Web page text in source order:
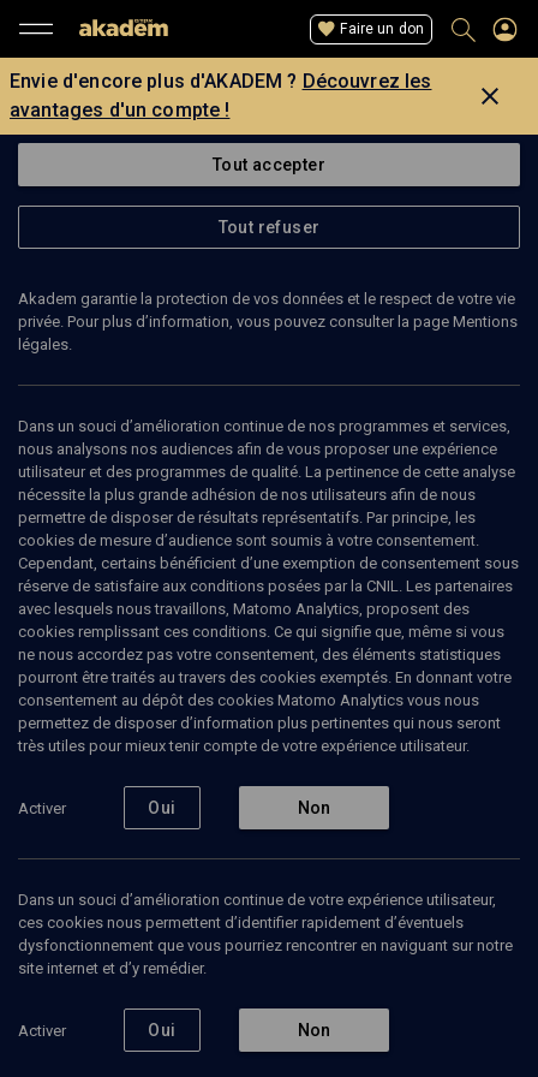
Faire un don
Envie d'encore plus d'AKADEM ? Découvrez les
avantages d'un compte !
Voir le site de l’organisateur
Ajouter Partager J’aime
Abonnez-vous à notre newsletter
Nos Chaines Qui sommes-nous ?
Tout accepter
Tout refuser
Akadem garantie la protection de vos données et le respect de votre vie
privée. Pour plus d’information, vous pouvez consulter la page Mentions
légales.
Dans un souci d’amélioration continue de nos programmes et services,
nous analysons nos audiences afin de vous proposer une expérience
utilisateur et des programmes de qualité. La pertinence de cette analyse
nécessite la plus grande adhésion de nos utilisateurs afin de nous
permettre de disposer de résultats représentatifs. Par principe, les
cookies de mesure d’audience sont soumis à votre consentement.
Cependant, certains bénéficient d’une exemption de consentement sous
réserve de satisfaire aux conditions posées par la CNIL. Les partenaires
avec lesquels nous travaillons, Matomo Analytics, proposent des
cookies remplissant ces conditions. Ce qui signifie que, même si vous
ne nous accordez pas votre consentement, des éléments statistiques
pourront être traités au travers des cookies exemptés. En donnant votre
consentement au dépôt des cookies Matomo Analytics vous nous
permettez de disposer d’information plus pertinentes qui nous seront
très utiles pour mieux tenir compte de votre expérience utilisateur.
Activer Oui Non
Dans un souci d’amélioration continue de votre expérience utilisateur,
ces cookies nous permettent d’identifier rapidement d’éventuels
dysfonctionnement que vous pourriez rencontrer en naviguant sur notre
site internet et d’y remédier.
Activer Oui Non